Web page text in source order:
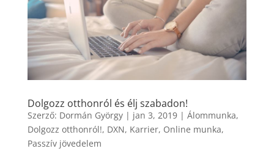
Dolgozz otthonról és élj szabadon!
Szerző: Dormán György| jan 3, 2019| Álommunka,
Dolgozz otthonról!, DXN, Karrier, Online munka,
Passzív jövedelem